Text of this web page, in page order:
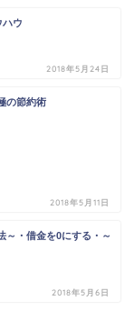
ハウ
2018年5月24日
の節約術
2018年5月11日
～・借金を0にする・～
2018年5月6日